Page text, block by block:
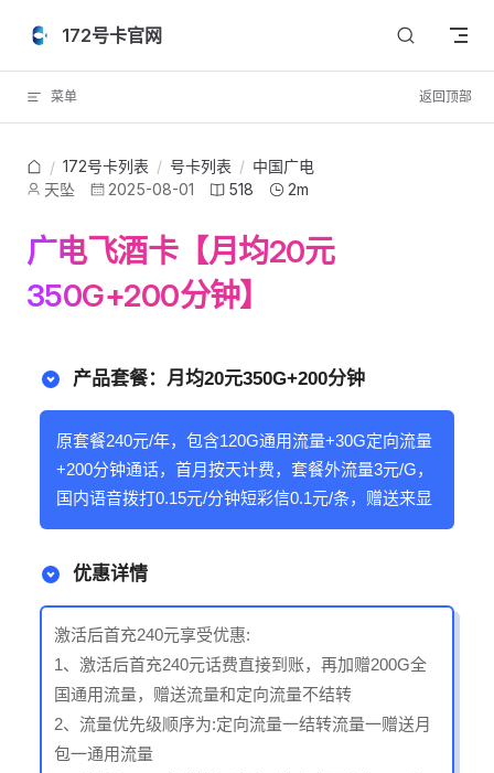
Skip to content
172号卡官网
菜单 返回顶部
/ 172号卡列表 / 号卡列表 / 中国广电
天坠
2025-08-01 518 2m
广电飞酒卡【月均20元
350G+200分钟】
产品套餐：月均20元350G+200分钟
原套餐240元/年，包含120G通用流量+30G定向流量
+200分钟通话，首月按天计费，套餐外流量3元/G，
国内语音拨打0.15元/分钟短彩信0.1元/条，赠送来显
优惠详情
激活后首充240元享受优惠:
1、激活后首充240元话费直接到账，再加赠200G全
国通用流量，赠送流量和定向流量不结转
2、流量优先级顺序为:定向流量一结转流量一赠送月
包一通用流量